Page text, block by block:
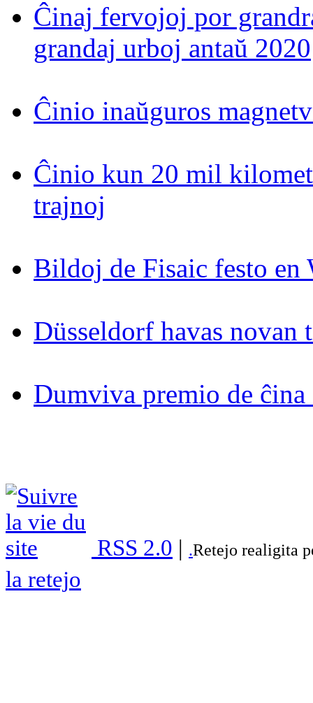
Ĉinaj fervojoj por
grandaj urboj antaŭ 2020
Ĉinio inaŭguros
Ĉinio kun 20 mil
trajnoj
Bildoj de Fisaic festo en
Düsseldorf havas novan
Dumviva premio de
RSS 2.0 | .Retejo realigita
la retejo